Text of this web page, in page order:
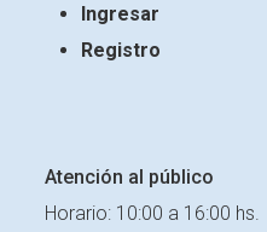
Ingresar
Registro
Atención al público
Horario: 10:00 a 16:00 hs.